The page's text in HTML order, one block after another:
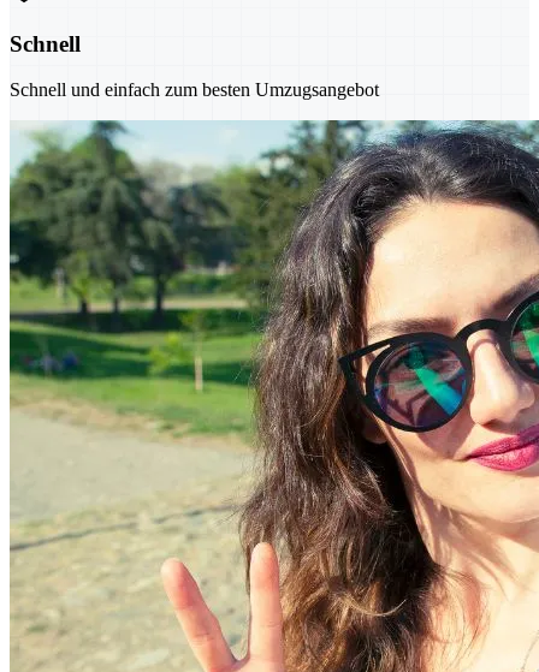
Schnell
Schnell und einfach zum besten Umzugsangebot